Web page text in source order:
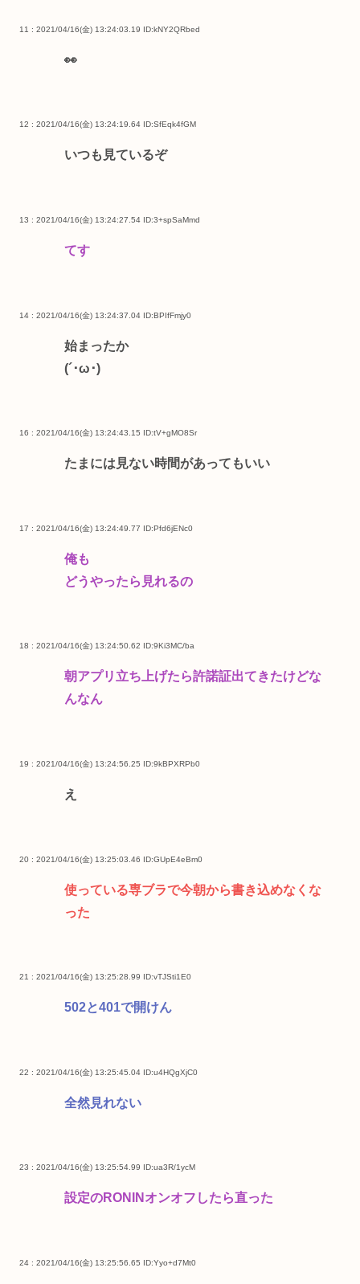
11 : 2021/04/16(金) 13:24:03.19 ID:kNY2QRbed
👀
12 : 2021/04/16(金) 13:24:19.64 ID:SfEqk4fGM
いつも見ているぞ
13 : 2021/04/16(金) 13:24:27.54 ID:3+spSaMmd
てす
14 : 2021/04/16(金) 13:24:37.04 ID:BPIfFmjy0
始まったか
(´･ω･)
16 : 2021/04/16(金) 13:24:43.15 ID:tV+gMO8Sr
たまには見ない時間があってもいい
17 : 2021/04/16(金) 13:24:49.77 ID:Pfd6jENc0
俺も
どうやったら見れるの
18 : 2021/04/16(金) 13:24:50.62 ID:9Ki3MC/ba
朝アプリ立ち上げたら許諾証出てきたけどな
んなん
19 : 2021/04/16(金) 13:24:56.25 ID:9kBPXRPb0
え
20 : 2021/04/16(金) 13:25:03.46 ID:GUpE4eBm0
使っている専ブラで今朝から書き込めなくな
った
21 : 2021/04/16(金) 13:25:28.99 ID:vTJSti1E0
502と401で開けん
22 : 2021/04/16(金) 13:25:45.04 ID:u4HQgXjC0
全然見れない
23 : 2021/04/16(金) 13:25:54.99 ID:ua3R/1ycM
設定のRONINオンオフしたら直った
24 : 2021/04/16(金) 13:25:56.65 ID:Yyo+d7Mt0